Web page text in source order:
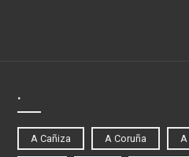
.
A Cañiza A Coruña